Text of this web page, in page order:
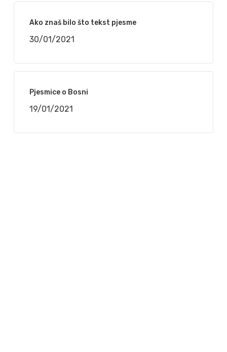
Ako znaš bilo što tekst pjesme
30/01/2021
Pjesmice o Bosni
19/01/2021